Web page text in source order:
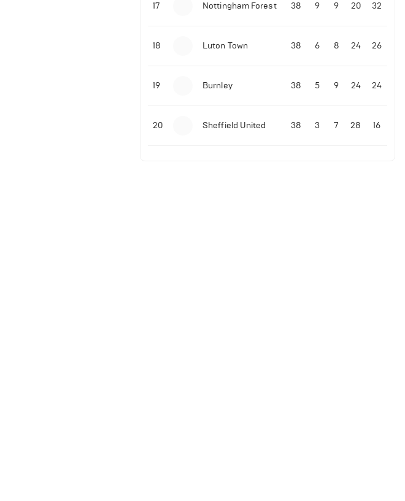
17 Nottingham Forest 38 9 9 20 32
18 Luton Town 38 6 8 24 26
19 Burnley 38 5 9 24 24
20 Sheffield United 38 3 7 28 16